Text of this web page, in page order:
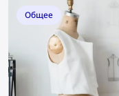
Общее